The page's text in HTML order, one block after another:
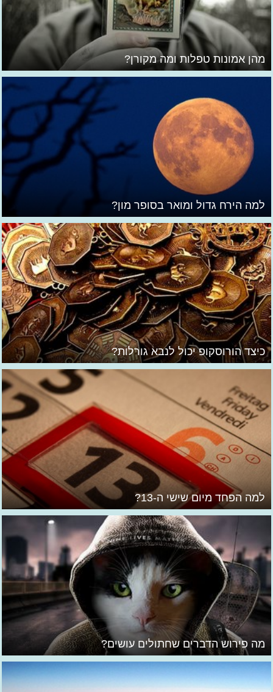
מהן אמונות טפלות ומה מקורן?
למה הירח גדול ומואר בסופר מון?
כיצד הורוסקופ יכול לנבא גורלות?
למה הפחד מיום שישי ה-13?
מה פירוש הדברים שחתולים עושים?